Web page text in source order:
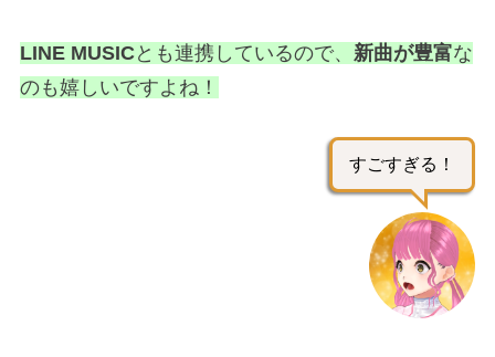
LINE MUSICとも連携しているので、 新曲が豊富な
のも嬉しいですよね！
すごすぎる！